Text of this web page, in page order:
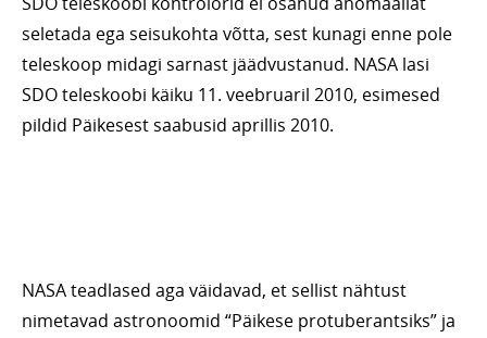
seletada ega seisukohta võtta, sest kunagi enne pole
teleskoop midagi sarnast jäädvustanud. NASA lasi
SDO teleskoobi käiku 11. veebruaril 2010, esimesed
pildid Päikesest saabusid aprillis 2010.
NASA teadlased aga väidavad, et sellist nähtust
nimetavad astronoomid “Päikese protuberantsiks” ja